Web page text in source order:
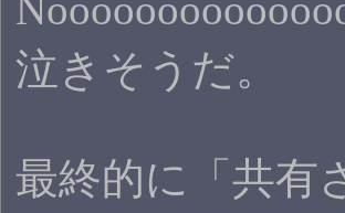
泣きそうだ。
最終的に「共有